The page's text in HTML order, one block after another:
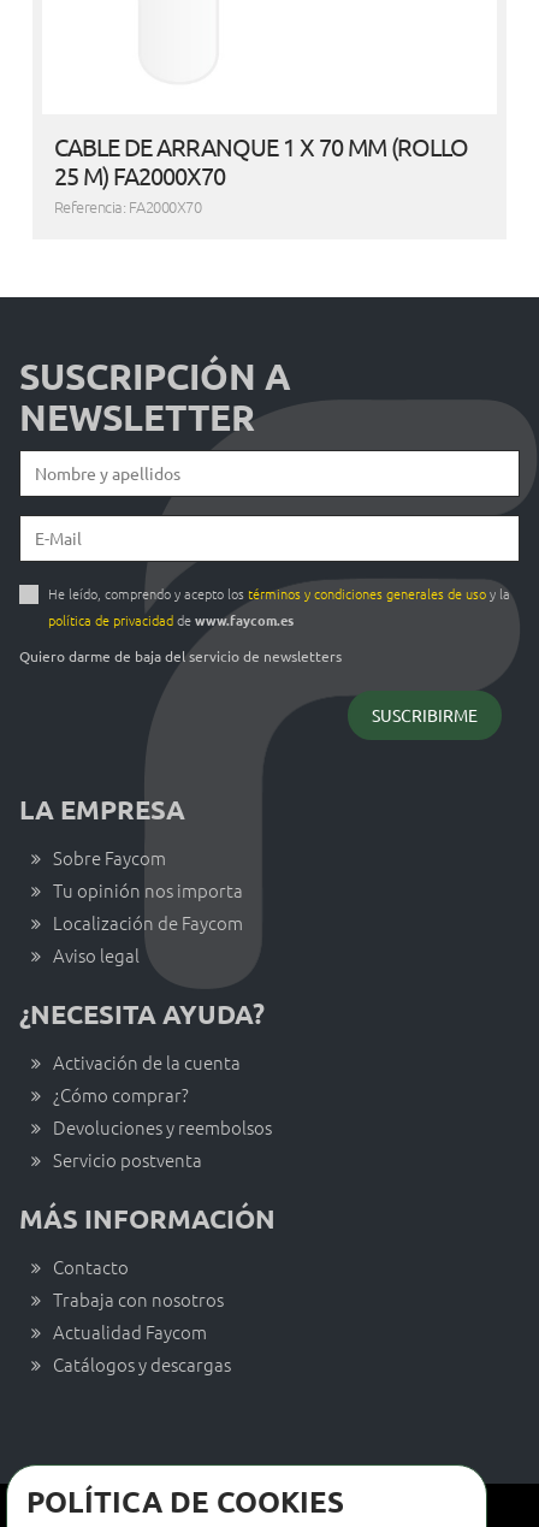
CABLE DE ARRANQUE 1 X 70 MM (ROLLO
25 M) FA2000X70
Referencia: FA2000X70
SUSCRIPCIÓN A
NEWSLETTER
He leído, comprendo y acepto los términos y condiciones generales de usoy la
política de privacidaddewww.faycom.es
Quiero darme de baja del servicio de newsletters
LA EMPRESA
Sobre Faycom
Tu opinión nos importa
Localización de Faycom
Aviso legal
¿NECESITA AYUDA?
Activación de la cuenta
¿Cómo comprar?
Devoluciones y reembolsos
Servicio postventa
MÁS INFORMACIÓN
Contacto
Trabaja con nosotros
Actualidad Faycom
Catálogos y descargas
POLÍTICA DE COOKIES